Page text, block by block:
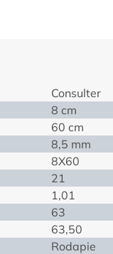
Consulter
8 cm
60 cm
8,5 mm
8X60
21
1,01
63
63,50
Rodapie